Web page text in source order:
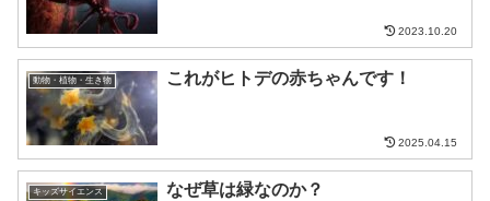
2023.10.20
動物・植物・生き物 これがヒトデの赤ちゃんです！
2025.04.15
キッズサイエンス なぜ草は緑なのか？